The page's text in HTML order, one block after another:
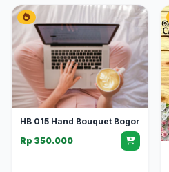
HB 015 Hand Bouquet Bogor
Rp 350.000